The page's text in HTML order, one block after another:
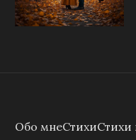
Обо мнеСтихиСтихи